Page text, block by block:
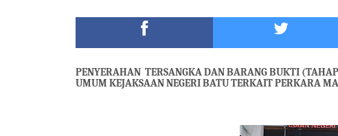
PENYERAHAN TERSANGKA DAN BARANG BUKTI
UMUM KEJAKSAAN NEGERI BATU TERKAIT PERKARA